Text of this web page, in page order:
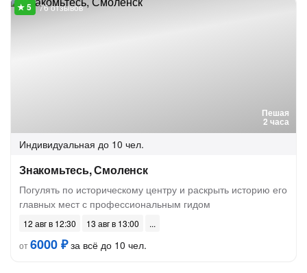
Пешая
2 часа
76 отзывов
Индивидуальная до 10 чел.
Знакомьтесь, Смоленск
Погулять по историческому центру и раскрыть историю его
главных мест с профессиональным гидом
12 авг в 12:30
13 авг в 13:00
от6000 ₽за всё до 10 чел.